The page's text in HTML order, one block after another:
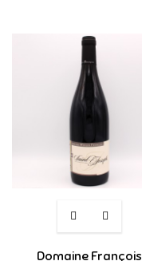
Domaine François